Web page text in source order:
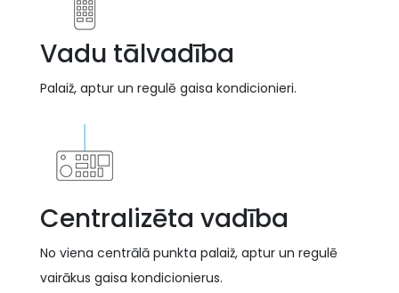
Vadu tālvadība
Palaiž, aptur un regulē gaisa kondicionieri.
Centralizēta vadība
No viena centrālā punkta palaiž, aptur un regulē
vairākus gaisa kondicionierus.